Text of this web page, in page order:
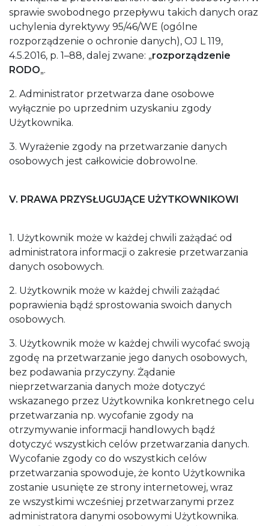
sprawie swobodnego przepływu takich danych oraz
uchylenia dyrektywy 95/46/WE (ogólne
rozporządzenie o ochronie danych), OJ L 119,
4.5.2016, p. 1–88, dalej zwane: „rozporządzenie
RODO„.
2. Administrator przetwarza dane osobowe
wyłącznie po uprzednim uzyskaniu zgody
Użytkownika.
3. Wyrażenie zgody na przetwarzanie danych
osobowych jest całkowicie dobrowolne.
V. PRAWA PRZYSŁUGUJĄCE UŻYTKOWNIKOWI
1. Użytkownik może w każdej chwili zażądać od
administratora informacji o zakresie przetwarzania
danych osobowych.
2. Użytkownik może w każdej chwili zażądać
poprawienia bądź sprostowania swoich danych
osobowych.
3. Użytkownik może w każdej chwili wycofać swoją
zgodę na przetwarzanie jego danych osobowych,
bez podawania przyczyny. Żądanie
nieprzetwarzania danych może dotyczyć
wskazanego przez Użytkownika konkretnego celu
przetwarzania np. wycofanie zgody na
otrzymywanie informacji handlowych bądź
dotyczyć wszystkich celów przetwarzania danych.
Wycofanie zgody co do wszystkich celów
przetwarzania spowoduje, że konto Użytkownika
zostanie usunięte ze strony internetowej, wraz
ze wszystkimi wcześniej przetwarzanymi przez
administratora danymi osobowymi Użytkownika.